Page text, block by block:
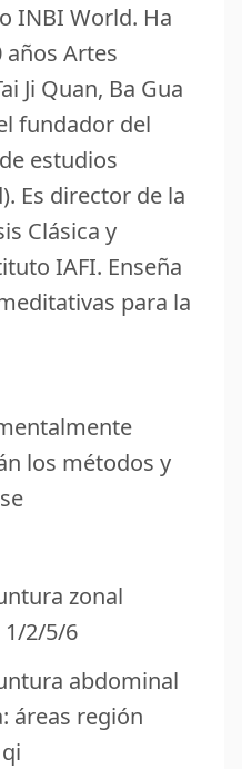
INBI World. Ha
años Artes
Ji Quan, Ba Gua
fundador del
estudios
Es director de la
Clásica y
IAFI. Enseña
para la
los métodos y
zonal
2/5/6
abdominal
áreas región